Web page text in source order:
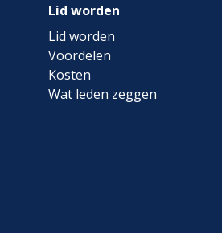
Lid worden
Lid worden
Voordelen
Kosten
Wat leden zeggen